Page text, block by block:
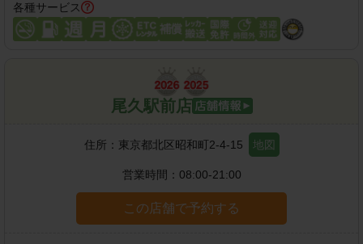
各種サービス
尾久駅前店
住所： 東京都北区昭和町2-4-15 地図
営業時間： 08:00-21:00
この店舗で予約する